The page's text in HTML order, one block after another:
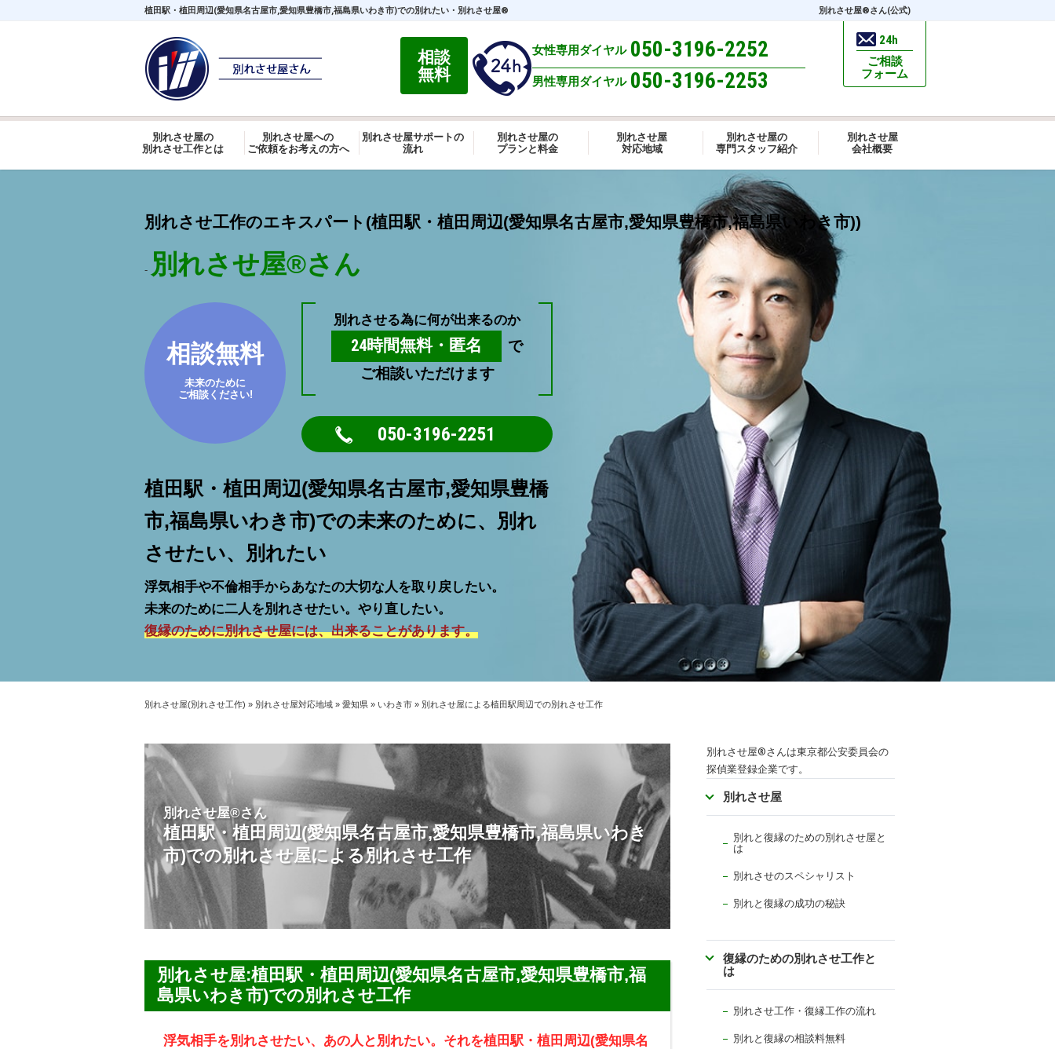
植田駅・植田周辺(愛知県名古屋市,愛知県豊橋市,福島県いわき市)での別れたい・別れさせ屋® 別れさせ屋®さん(公式)
相談
無料
女性専用ダイヤル 050-3196-2252
男性専用ダイヤル 050-3196-2253
24h
ご相談
フォーム
別れさせ屋の
別れさせ工作とは
別れさせ屋への
ご依頼をお考えの方へ
別れさせ屋サポートの
流れ
別れさせ屋の
プランと料金
別れさせ屋
対応地域
別れさせ屋の
専門スタッフ紹介
別れさせ屋
会社概要
別れさせ工作のエキスパート(植田駅・植田周辺(愛知県名古屋市,愛知県豊橋市,福島県いわき市))
- 別れさせ屋®さん
相談無料
未来のために
ご相談ください!
別れさせる為に何が出来るのか
24時間無料・匿名
で
ご相談いただけます
050-3196-2251
植田駅・植田周辺(愛知県名古屋市,愛知県豊橋
市,福島県いわき市)での未来のために、別れ
させたい、別れたい
浮気相手や不倫相手からあなたの大切な人を取り戻したい。
未来のために二人を別れさせたい。やり直したい。
復縁のために別れさせ屋には、出来ることがあります。
別れさせ屋(別れさせ工作) » 別れさせ屋対応地域 » 愛知県 » いわき市 » 別れさせ屋による植田駅周辺での別れさせ工作
別れさせ屋®さん
植田駅・植田周辺(愛知県名古屋市,愛知県豊橋市,福島県いわき
市)での別れさせ屋による別れさせ工作
別れさせ屋:植田駅・植田周辺(愛知県名古屋市,愛知県豊橋市,福
島県いわき市)での別れさせ工作
浮気相手を別れさせたい、あの人と別れたい。それを植田駅・植田周辺(愛知県名
別れさせ屋®さんは東京都公安委員会の
探偵業登録企業です。
別れさせ屋
別れと復縁のための別れさせ屋と
は
別れさせのスペシャリスト
別れと復縁の成功の秘訣
復縁のための別れさせ工作と
は
別れさせ工作・復縁工作の流れ
別れと復縁の相談料無料